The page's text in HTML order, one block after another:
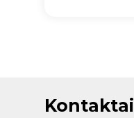
Kontaktai